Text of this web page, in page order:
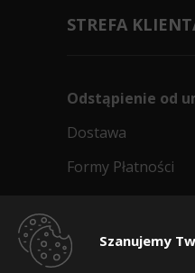
Szanujemy
STREFA
Odstąpienie od
Dostawa
Formy Płatności
Dlaczego warto